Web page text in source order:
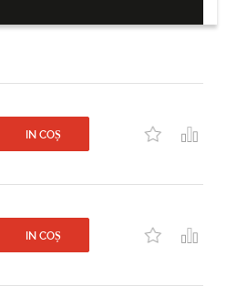
IN COȘ
IN COȘ